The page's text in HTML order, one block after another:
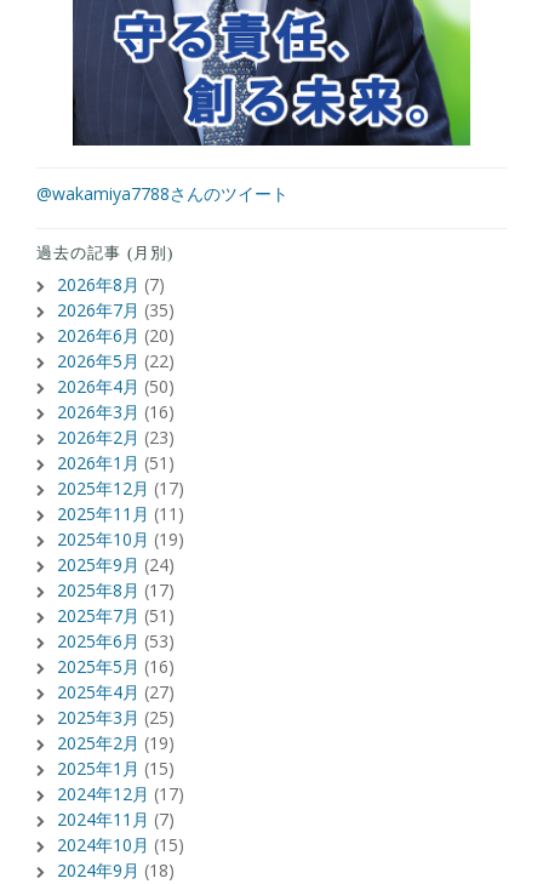
@wakamiya7788さんのツイート
過去の記事 (月別)
2026年8月 (7)
2026年7月 (35)
2026年6月 (20)
2026年5月 (22)
2026年4月 (50)
2026年3月 (16)
2026年2月 (23)
2026年1月 (51)
2025年12月 (17)
2025年11月 (11)
2025年10月 (19)
2025年9月 (24)
2025年8月 (17)
2025年7月 (51)
2025年6月 (53)
2025年5月 (16)
2025年4月 (27)
2025年3月 (25)
2025年2月 (19)
2025年1月 (15)
2024年12月 (17)
2024年11月 (7)
2024年10月 (15)
2024年9月 (18)